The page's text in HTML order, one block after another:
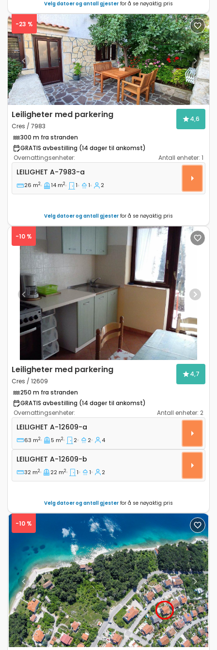
Velg datoer og antall gjester for å se nøyaktig pris
Previous Next
-23 %
Leiligheter med parkering
Cres / 7983
4,6
300 m fra stranden
GRATIS avbestilling (14 dager til ankomst)
Overnattingsenheter:
Antall enheter: 1
Ettroms leilighet Cres A-7983-a
LEILIGHET A-7983-a
26 m2 14 m2 1 1 2
Velg datoer og antall gjester for å se nøyaktig pris
Previous Next
-10 %
Leiligheter med parkering
Cres / 12609
4,7
250 m fra stranden
GRATIS avbestilling (14 dager til ankomst)
Overnattingsenheter:
Antall enheter: 2
Toroms leilighet Cres A-12609-a
LEILIGHET A-12609-a
63 m2 5 m2 2 2 4
Leilighet A-12609-b
LEILIGHET A-12609-b
32 m2 22 m2 1 1 2
Velg datoer og antall gjester for å se nøyaktig pris
Previous Next
-10 %